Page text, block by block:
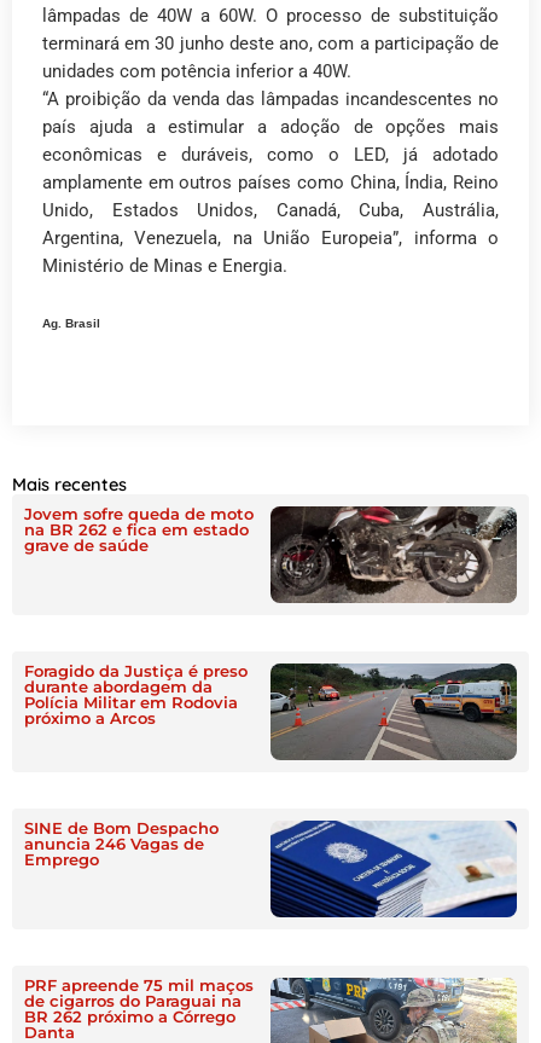
lâmpadas de 40W a 60W. O processo de substituição
terminará em 30 junho deste ano, com a participação de
unidades com potência inferior a 40W.
“A proibição da venda das lâmpadas incandescentes no
país ajuda a estimular a adoção de opções mais
econômicas e duráveis, como o LED, já adotado
amplamente em outros países como China, Índia, Reino
Unido, Estados Unidos, Canadá, Cuba, Austrália,
Argentina, Venezuela, na União Europeia”, informa o
Ministério de Minas e Energia.
Ag. Brasil
Mais recentes
Jovem sofre queda de moto
na BR 262 e fica em estado
grave de saúde
Foragido da Justiça é preso
durante abordagem da
Polícia Militar em Rodovia
próximo a Arcos
SINE de Bom Despacho
anuncia 246 Vagas de
Emprego
PRF apreende 75 mil maços
de cigarros do Paraguai na
BR 262 próximo a Córrego
Danta